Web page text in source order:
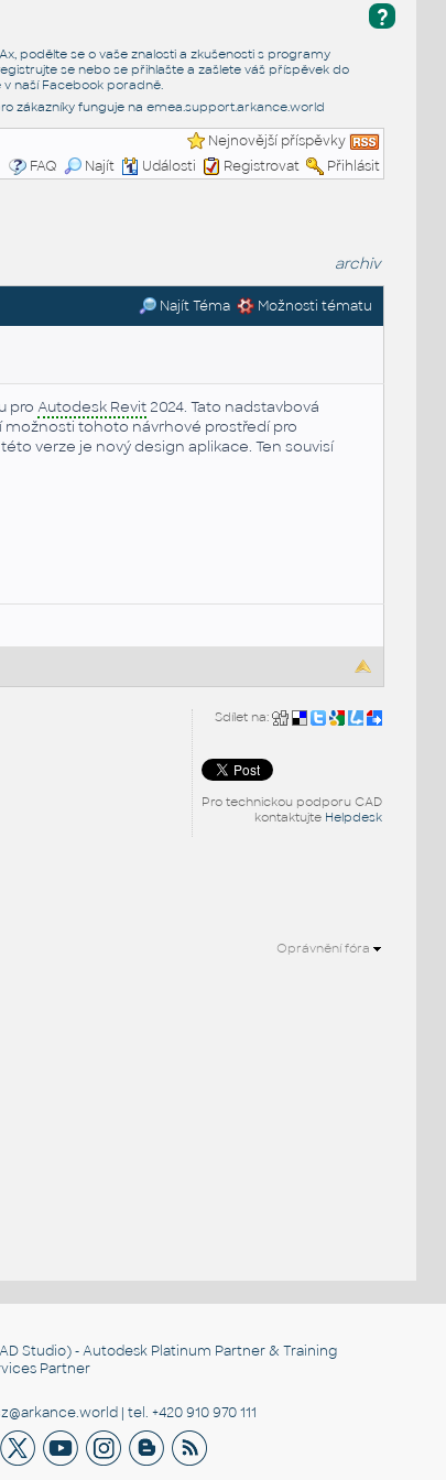
?
podělte se o vaše znalosti a zkušenosti s programy
se nebo se přihlašte a zašlete váš příspěvek do
v naší Facebook poradně.
zákazníky funguje na emea.support.arkance.world
Nejnovější příspěvky
FAQ
Najít Události Registrovat Přihlásit
archiv
Najít Téma Možnosti tématu
pro Autodesk Revit2024. Tato nadstavbová
možnosti tohoto návrhové prostředí pro
verze je nový design aplikace. Ten souvisí
Sdílet na:
Pro technickou podporu CAD
kontaktujte Helpdesk
Oprávnění fóra
Studio) - Autodesk Platinum Partner & Training
Partner
| tel. +420 910 970 111